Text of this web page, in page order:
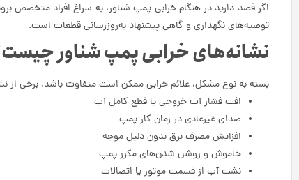
اگر قصد دارید در هنگام خرابی پمپ شناور، به سراغ افراد متخصص
توصیه‌های نگهداری و گاهی پیشنهاد به‌روزرسانی قطعات است.
نشانه‌های خرابی پمپ شناور
بسته به نوع مشکل، علائم خرابی ممکن است متفاوت باشد. برخی از
افت فشار آب خروجی یا قطع کامل آب
صدای غیرعادی در زمان کار پمپ
افزایش مصرف برق بدون دلیل موجه
خاموش و روشن شدن‌های مکرر پمپ
نشت آب از قسمت موتور یا اتصالات